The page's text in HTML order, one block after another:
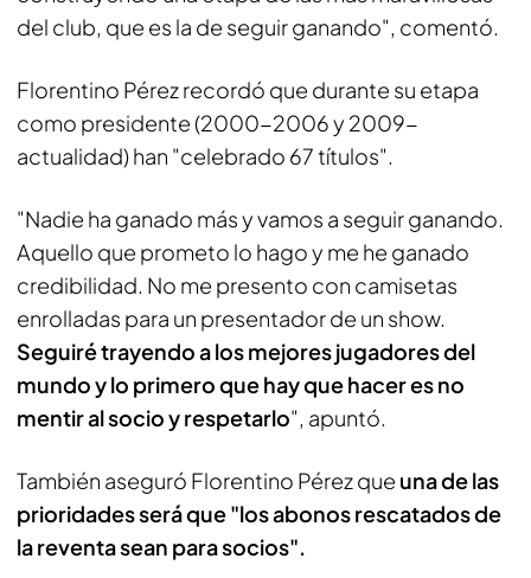
del club, que es la de seguir ganando", comentó.
Florentino Pérez recordó que durante su etapa
como presidente (2000-2006 y 2009-
actualidad) han "celebrado 67 títulos".
"Nadie ha ganado más y vamos a seguir ganando.
Aquello que prometo lo hago y me he ganado
credibilidad. No me presento con camisetas
enrolladas para un presentador de un show.
Seguiré trayendo a los mejores jugadores del
mundo y lo primero que hay que hacer es no
mentir al socio y respetarlo", apuntó.
También aseguró Florentino Pérez que una de las
prioridades será que "los abonos rescatados de
la reventa sean para socios".